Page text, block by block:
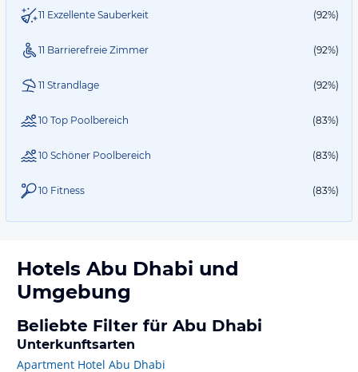
11 Exzellente Sauberkeit (92%)
11 Barrierefreie Zimmer (92%)
11 Strandlage (92%)
10 Top Poolbereich (83%)
10 Schöner Poolbereich (83%)
10 Fitness (83%)
Hotels Abu Dhabi und
Umgebung
Beliebte Filter für Abu Dhabi
Unterkunftsarten
Apartment Hotel Abu Dhabi